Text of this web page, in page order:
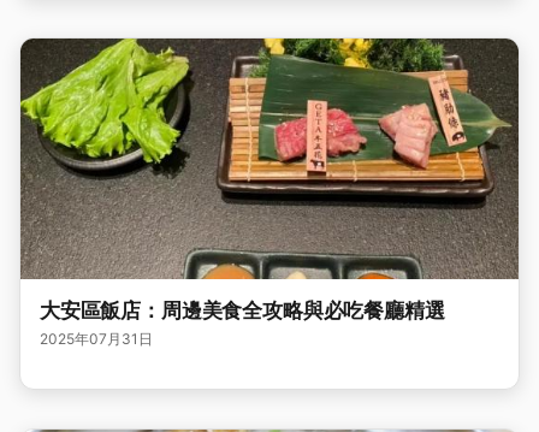
大安區飯店：周邊美食全攻略與必吃餐廳精選
2025年07月31日